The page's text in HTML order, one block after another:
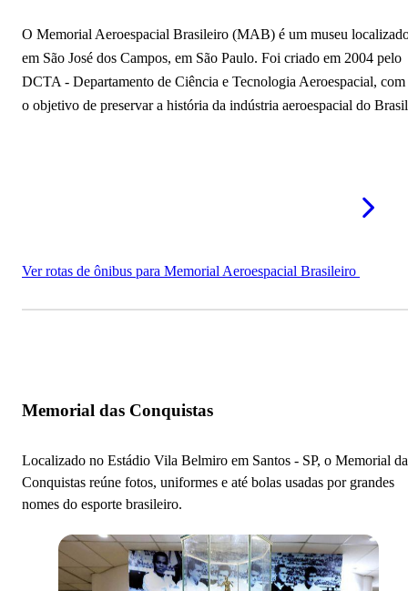
O Memorial Aeroespacial Brasileiro (MAB) é um museu
em São José dos Campos, em São Paulo. Foi criado em 2004 pelo
DCTA - Departamento de Ciência e Tecnologia Aeroespacial, com
o objetivo de preservar a história da indústria aeroespacial do
Ver rotas de ônibus para Memorial Aeroespacial Brasileiro
Memorial das Conquistas
Localizado no Estádio Vila Belmiro em Santos - SP, o Memorial
Conquistas reúne fotos, uniformes e até bolas usadas por grandes
nomes do esporte brasileiro.